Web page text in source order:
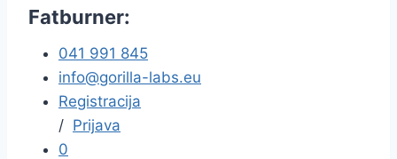
Fatburner:
041 991 845
info@gorilla-labs.eu
Registracija
/ Prijava
0